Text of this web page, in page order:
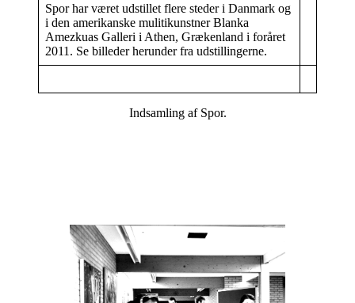
Spor har været udstillet flere steder i Danmark og
i den amerikanske mulitikunstner Blanka
Amezkuas Galleri i Athen, Grækenland i foråret
2011. Se billeder herunder fra udstillingerne.
Indsamling af Spor.